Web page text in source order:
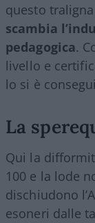
questo
scambia
pedagogica.
livello e
lo si è
La
Qui la
100 e la lode
dischiudono
esoneri dalle